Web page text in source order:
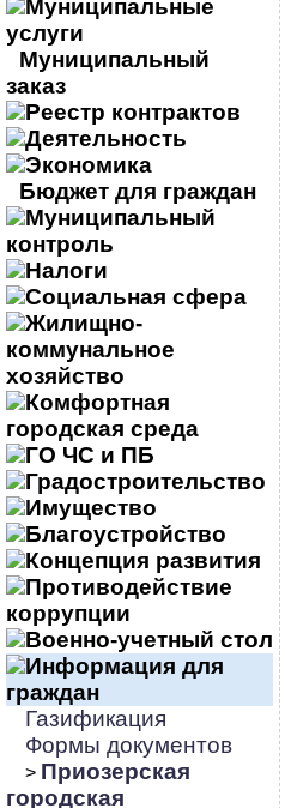
Муниципальные
услуги
Муниципальный
заказ
Реестр контрактов
Деятельность
Экономика
Бюджет для граждан
Муниципальный
контроль
Налоги
Социальная сфера
Жилищно-
коммунальное
хозяйство
Комфортная
городская среда
ГО ЧС и ПБ
Градостроительство
Имущество
Благоустройство
Концепция развития
Противодействие
коррупции
Военно-учетный стол
Информация для
граждан
Газификация
Формы документов
> Приозерская
городская